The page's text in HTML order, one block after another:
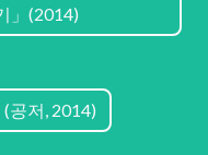
」(2014)
(공저, 2014)